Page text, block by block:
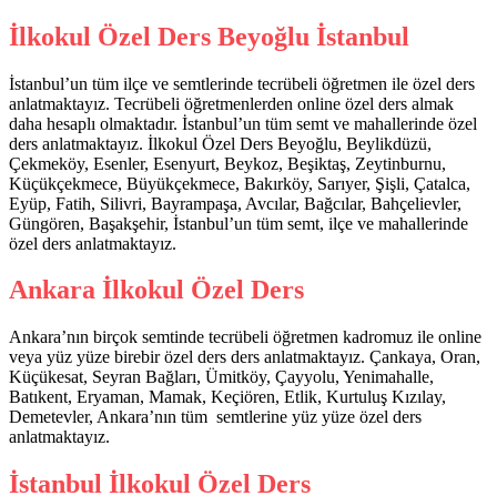
İlkokul Özel Ders Beyoğlu İstanbul
İstanbul’un tüm ilçe ve semtlerinde tecrübeli öğretmen ile özel ders
anlatmaktayız. Tecrübeli öğretmenlerden online özel ders almak
daha hesaplı olmaktadır. İstanbul’un tüm semt ve mahallerinde özel
ders anlatmaktayız. İlkokul Özel Ders Beyoğlu, Beylikdüzü,
Çekmeköy, Esenler, Esenyurt, Beykoz, Beşiktaş, Zeytinburnu,
Küçükçekmece, Büyükçekmece, Bakırköy, Sarıyer, Şişli, Çatalca,
Eyüp, Fatih, Silivri, Bayrampaşa, Avcılar, Bağcılar, Bahçelievler,
Güngören, Başakşehir, İstanbul’un tüm semt, ilçe ve mahallerinde
özel ders anlatmaktayız.
Ankara İlkokul Özel Ders
Ankara’nın birçok semtinde tecrübeli öğretmen kadromuz ile online
veya yüz yüze birebir özel ders ders anlatmaktayız. Çankaya, Oran,
Küçükesat, Seyran Bağları, Ümitköy, Çayyolu, Yenimahalle,
Batıkent, Eryaman, Mamak, Keçiören, Etlik, Kurtuluş Kızılay,
Demetevler, Ankara’nın tüm semtlerine yüz yüze özel ders
anlatmaktayız.
İstanbul İlkokul Özel Ders